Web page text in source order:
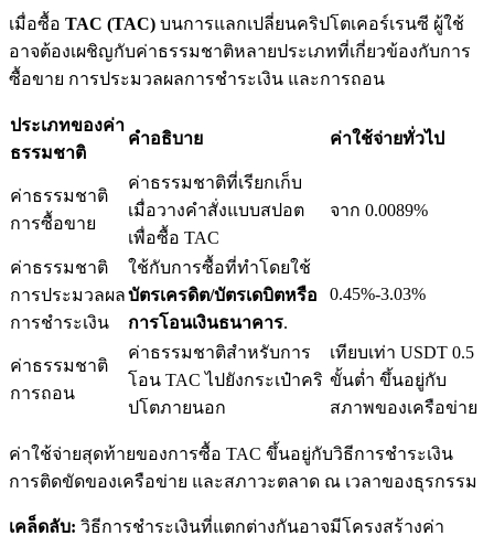
บริการยืมเงินที่ได้รับการสนับสนุนจาก Crypto
ลงทุนอัตโนมัติ
คว้าผลกำไรระยะยาวและผลประโยชน์ที่ยืดหยุ่น
เมื่อซื้อ TAC (TAC) บนการแลกเปลี่ยนคริปโตเคอร์เรนซี ผู้ใช้
อาจต้องเผชิญกับค่าธรรมชาติหลายประเภทที่เกี่ยวข้องกับการ
ซื้อขาย การประมวลผลการชำระเงิน และการถอน
ประเภทของค่า
ธรรมชาติ
คำอธิบาย ค่าใช้จ่ายทั่วไป
ค่าธรรมชาติ
การซื้อขาย
ค่าธรรมชาติที่เรียกเก็บ
เมื่อวางคำสั่งแบบสปอต
เพื่อซื้อ TAC
จาก 0.0089%
ค่าธรรมชาติ
การประมวลผล
การชำระเงิน
ใช้กับการซื้อที่ทำโดยใช้
บัตรเครดิต/บัตรเดบิตหรือ
การโอนเงินธนาคาร.
0.45%-3.03%
ค่าธรรมชาติ
การถอน
ค่าธรรมชาติสำหรับการ
โอน TAC ไปยังกระเป๋าคริ
ปโตภายนอก
เทียบเท่า USDT 0.5
ขั้นต่ำ ขึ้นอยู่กับ
สภาพของเครือข่าย
ค่าใช้จ่ายสุดท้ายของการซื้อ TAC ขึ้นอยู่กับวิธีการชำระเงิน
การติดขัดของเครือข่าย และสภาวะตลาด ณ เวลาของธุรกรรม
เคล็ดลับ: วิธีการชำระเงินที่แตกต่างกันอาจมีโครงสร้างค่า